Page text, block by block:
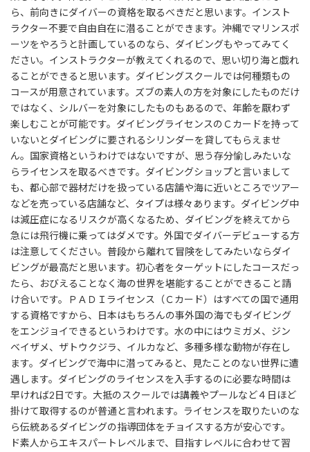
ら、前向きにダイバーの資格を取るべきだと思います。インスト
ラクター不要で自由自在に潜ることができます。沖縄でマリンスポ
ーツをやろうと計画しているのなら、ダイビングもやってみてく
ださい。インストラクターが教えてくれるので、思い切り海と戯れ
ることができると思います。ダイビングスクールでは何種類もの
コースが用意されています。ズブの素人の方を対象にしたものだけ
ではなく、シルバーを対象にしたものもあるので、年齢を厭わず
楽しむことが可能です。ダイビングライセンスのＣカードを持って
いないとダイビングに要されるシリンダーを貸してもらえませ
ん。国家資格というわけではないですが、思う存分愉しみたいな
らライセンスを取るべきです。ダイビングショップと言いまして
も、都心部で器材だけを扱っている店舗や海に近いところでツアー
などを売っている店舗など、タイプは様々あります。ダイビング中
は減圧症になるリスクが高くなるため、ダイビングを終えてから
急には飛行機に乗ってはダメです。外国でダイバーデビューする方
は注意してください。普段から離れて冒険をしてみたいならダイ
ビングが最高だと思います。初心者をターゲットにしたコースだっ
たら、おびえることなく海の世界を堪能することができること請
け合いです。ＰＡＤＩライセンス（Ｃカード）はすべての国で通用
する資格ですから、日本はもちろんの事外国の海でもダイビング
をエンジョイできるというわけです。水の中にはウミガメ、ジン
ベイザメ、ザトウクジラ、イルカなど、多種多様な動物が存在し
ます。ダイビングで海中に潜ってみると、見たことのない世界に遭
遇します。ダイビングのライセンスを入手するのに必要な時間は
早ければ2日です。大抵のスクールでは講義やプールなど４日ほど
掛けて取得するのが普通と言われます。ライセンスを取りたいのな
ら伝統あるダイビングの指導団体をチョイスする方が安心です。
ド素人からエキスパートレベルまで、目指すレベルに合わせて習